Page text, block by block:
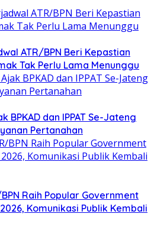
ATR/BPN Beri Kepastian
Tak Perlu Lama Menunggu
BPKAD dan IPPAT Se-Jateng
Pertanahan
Raih Popular Government
Komunikasi Publik Kembali